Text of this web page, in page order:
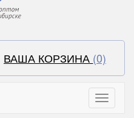
ВАША КОРЗИНА (0)
Toggle